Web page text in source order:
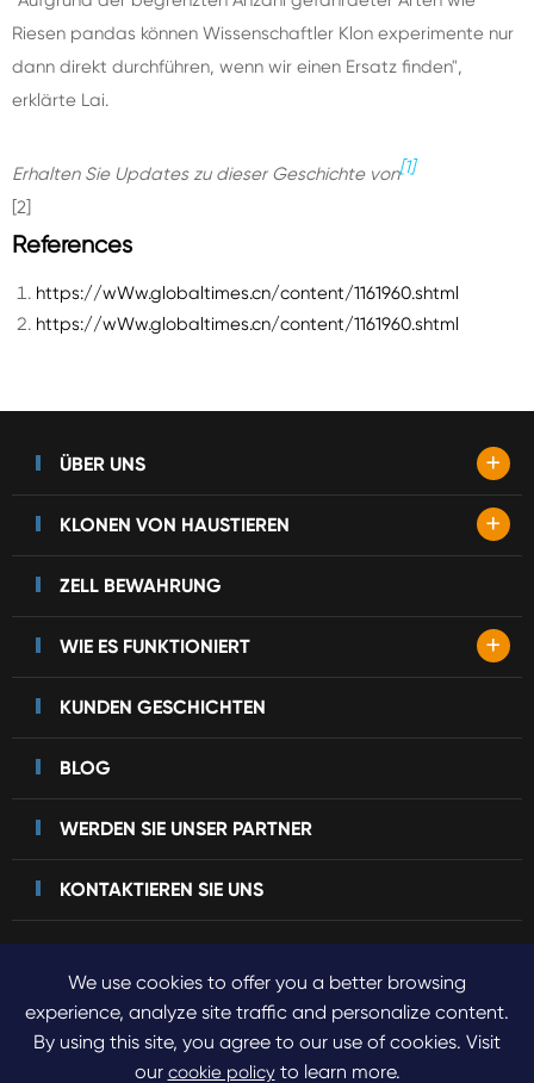
Riesen pandas können Wissenschaftler Klon experimente nur
dann direkt durchführen, wenn wir einen Ersatz finden",
erklärte Lai.
Erhalten Sie Updates zu dieser Geschichte von[1]
[2]
References
https://wWw.globaltimes.cn/content/1161960.shtml
https://wWw.globaltimes.cn/content/1161960.shtml
ÜBER UNS +
KLONEN VON HAUSTIEREN +
ZELL BEWAHRUNG
WIE ES FUNKTIONIERT +
KUNDEN GESCHICHTEN
BLOG
WERDEN SIE UNSER PARTNER
KONTAKTIEREN SIE UNS
Urheberrecht©2023 Sinogene Pet Cloning.Alle Rechte
vorbehalten.
We use cookies to offer you a better browsing
experience, analyze site traffic and personalize content.
By using this site, you agree to our use of cookies. Visit
our cookie policyto learn more.